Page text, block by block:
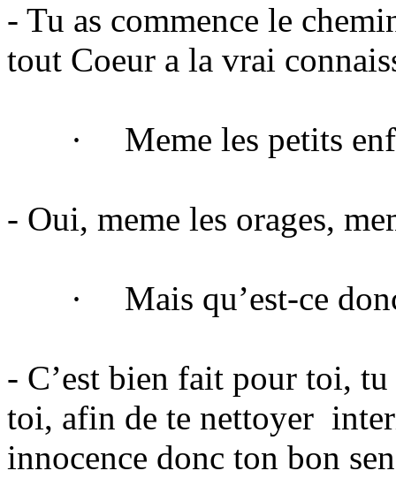
- Tu as commence le
tout Coeur a la vrai
· Meme les petits
- Oui, meme les orages,
· Mais qu’est-ce
- C’est bien fait pour toi, tu
toi, afin de te nettoyer
innocence donc ton bon